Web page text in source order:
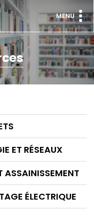
MENU
ET RÉSEAUX
ASSAINISSEMENT
ÉLECTRIQUE